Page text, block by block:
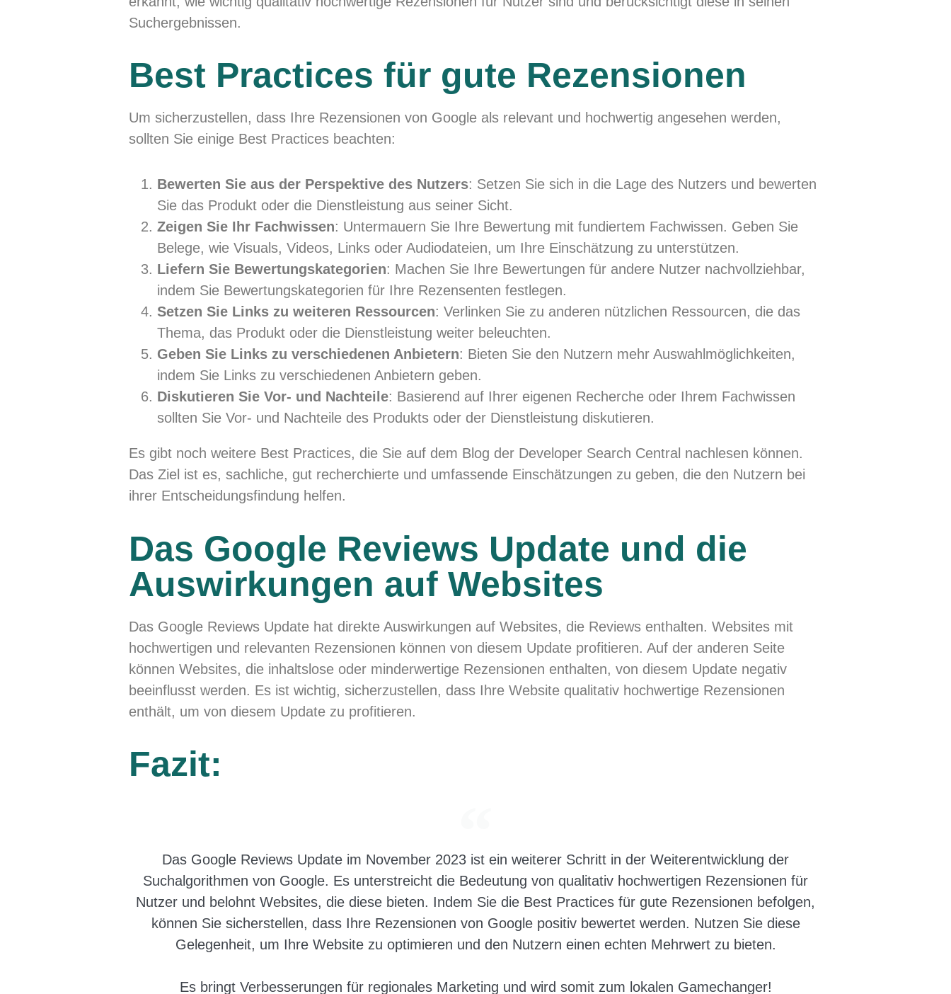
Suchergebnissen.
Best Practices für gute Rezensionen
Um sicherzustellen, dass Ihre Rezensionen von Google als relevant und hochwertig angesehen werden,
sollten Sie einige Best Practices beachten:
Bewerten Sie aus der Perspektive des Nutzers: Setzen Sie sich in die Lage des Nutzers und bewerten
Sie das Produkt oder die Dienstleistung aus seiner Sicht.
Zeigen Sie Ihr Fachwissen: Untermauern Sie Ihre Bewertung mit fundiertem Fachwissen. Geben Sie
Belege, wie Visuals, Videos, Links oder Audiodateien, um Ihre Einschätzung zu unterstützen.
Liefern Sie Bewertungskategorien: Machen Sie Ihre Bewertungen für andere Nutzer nachvollziehbar,
indem Sie Bewertungskategorien für Ihre Rezensenten festlegen.
Setzen Sie Links zu weiteren Ressourcen: Verlinken Sie zu anderen nützlichen Ressourcen, die das
Thema, das Produkt oder die Dienstleistung weiter beleuchten.
Geben Sie Links zu verschiedenen Anbietern: Bieten Sie den Nutzern mehr Auswahlmöglichkeiten,
indem Sie Links zu verschiedenen Anbietern geben.
Diskutieren Sie Vor- und Nachteile: Basierend auf Ihrer eigenen Recherche oder Ihrem Fachwissen
sollten Sie Vor- und Nachteile des Produkts oder der Dienstleistung diskutieren.
Es gibt noch weitere Best Practices, die Sie auf dem Blog der Developer Search Central nachlesen können.
Das Ziel ist es, sachliche, gut recherchierte und umfassende Einschätzungen zu geben, die den Nutzern bei
ihrer Entscheidungsfindung helfen.
Das Google Reviews Update und die
Auswirkungen auf Websites
Das Google Reviews Update hat direkte Auswirkungen auf Websites, die Reviews enthalten. Websites mit
hochwertigen und relevanten Rezensionen können von diesem Update profitieren. Auf der anderen Seite
können Websites, die inhaltslose oder minderwertige Rezensionen enthalten, von diesem Update negativ
beeinflusst werden. Es ist wichtig, sicherzustellen, dass Ihre Website qualitativ hochwertige Rezensionen
enthält, um von diesem Update zu profitieren.
Fazit:
Das Google Reviews Update im November 2023 ist ein weiterer Schritt in der Weiterentwicklung der
Suchalgorithmen von Google. Es unterstreicht die Bedeutung von qualitativ hochwertigen Rezensionen für
Nutzer und belohnt Websites, die diese bieten. Indem Sie die Best Practices für gute Rezensionen befolgen,
können Sie sicherstellen, dass Ihre Rezensionen von Google positiv bewertet werden. Nutzen Sie diese
Gelegenheit, um Ihre Website zu optimieren und den Nutzern einen echten Mehrwert zu bieten.
Es bringt Verbesserungen für regionales Marketing und wird somit zum lokalen Gamechanger!